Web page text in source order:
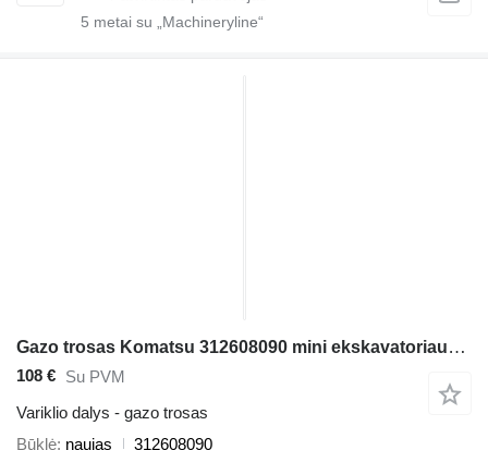
5 metai su „Machineryline“
Gazo trosas Komatsu 312608090 mini ekskavatoriaus Komatsu WB140 , WB140PS , WB150 , WB150AWS , WB150PS , WB150WSC , WB91R , WB93R , WB97R , WB97S
108 € Su PVM
Variklio dalys - gazo trosas
Būklė naujas 312608090